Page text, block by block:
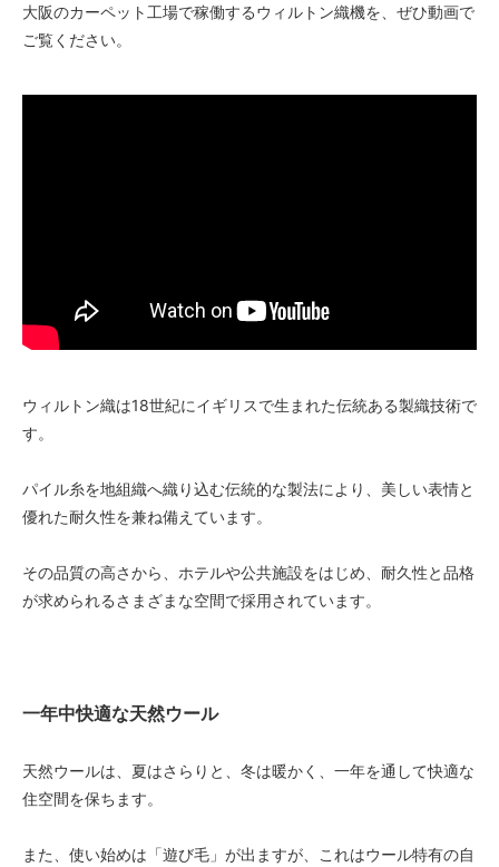
大阪のカーペット工場で稼働するウィルトン織機を、ぜひ動画で
ご覧ください。
ウィルトン織は18世紀にイギリスで生まれた伝統ある製織技術で
す。
パイル糸を地組織へ織り込む伝統的な製法により、美しい表情と
優れた耐久性を兼ね備えています。
その品質の高さから、ホテルや公共施設をはじめ、耐久性と品格
が求められるさまざまな空間で採用されています。
一年中快適な天然ウール
天然ウールは、夏はさらりと、冬は暖かく、一年を通して快適な
住空間を保ちます。
また、使い始めは「遊び毛」が出ますが、これはウール特有の自